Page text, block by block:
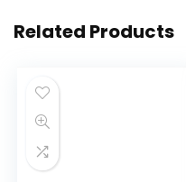
Related Products